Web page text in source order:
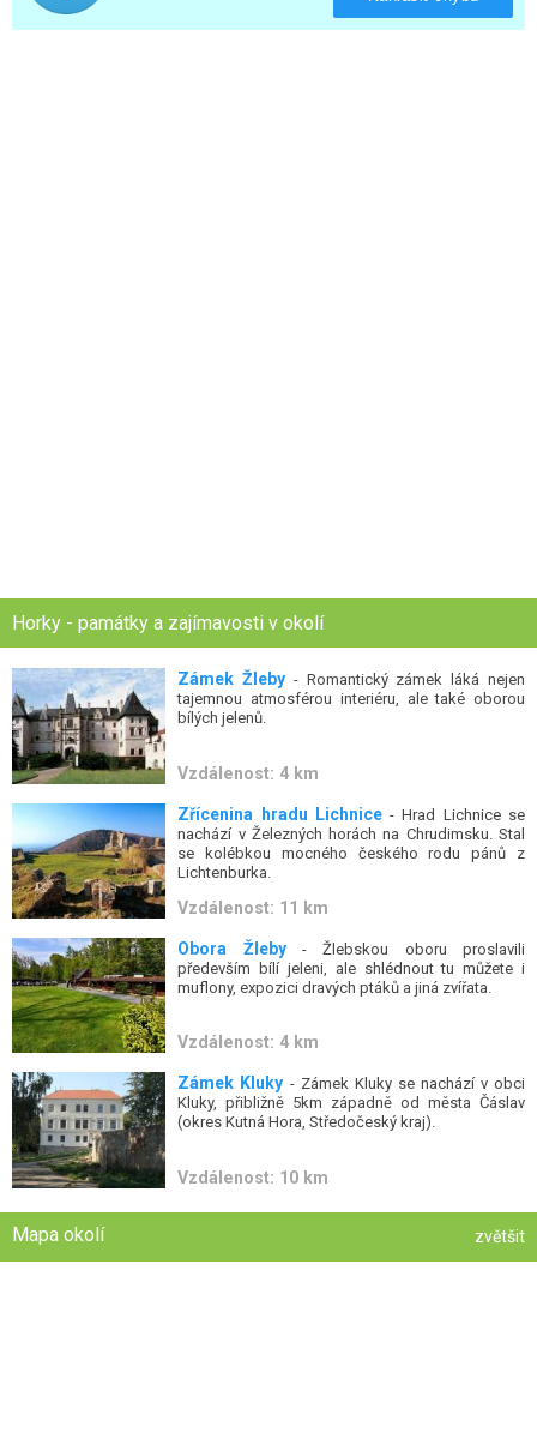
Horky - památky a zajímavosti v okolí
Zámek Žleby - Romantický zámek láká nejen
tajemnou atmosférou interiéru, ale také oborou
bílých jelenů.
Vzdálenost: 4 km
Zřícenina hradu Lichnice- Hrad Lichnice se
nachází v Železných horách na Chrudimsku. Stal
se kolébkou mocného českého rodu pánů z
Lichtenburka.
Vzdálenost: 11 km
Obora Žleby- Žlebskou oboru proslavili
především bílí jeleni, ale shlédnout tu můžete i
muflony, expozici dravých ptáků a jiná zvířata.
Vzdálenost: 4 km
Zámek Kluky - Zámek Kluky se nachází v obci
Kluky, přibližně 5km západně od města Čáslav
(okres Kutná Hora, Středočeský kraj).
Vzdálenost: 10 km
Mapa okolí zvětšit